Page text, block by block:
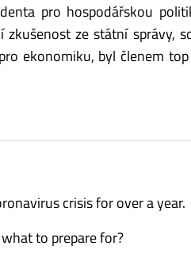
pro hospodářskou
ze státní správy,
ekonomiku, byl členem
crisis for over a year.
to prepare for?